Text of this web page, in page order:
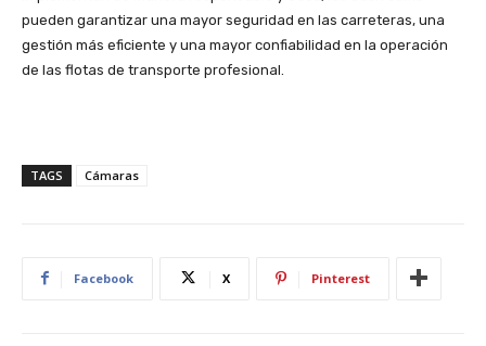
pueden garantizar una mayor seguridad en las carreteras, una
gestión más eficiente y una mayor confiabilidad en la operación
de las flotas de transporte profesional.
TAGS Cámaras
Facebook X Pinterest